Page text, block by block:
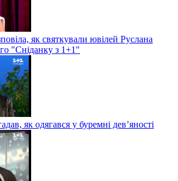
як святкували ювілей Руслана
"Сніданку з 1+1"
як одягався у буремні дев’яності